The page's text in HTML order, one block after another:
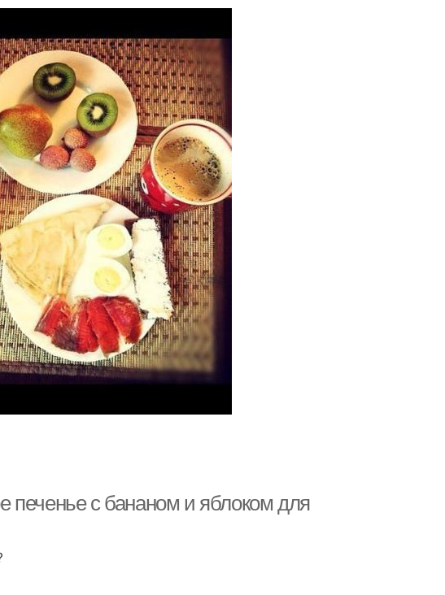
печенье с бананом и яблоком для